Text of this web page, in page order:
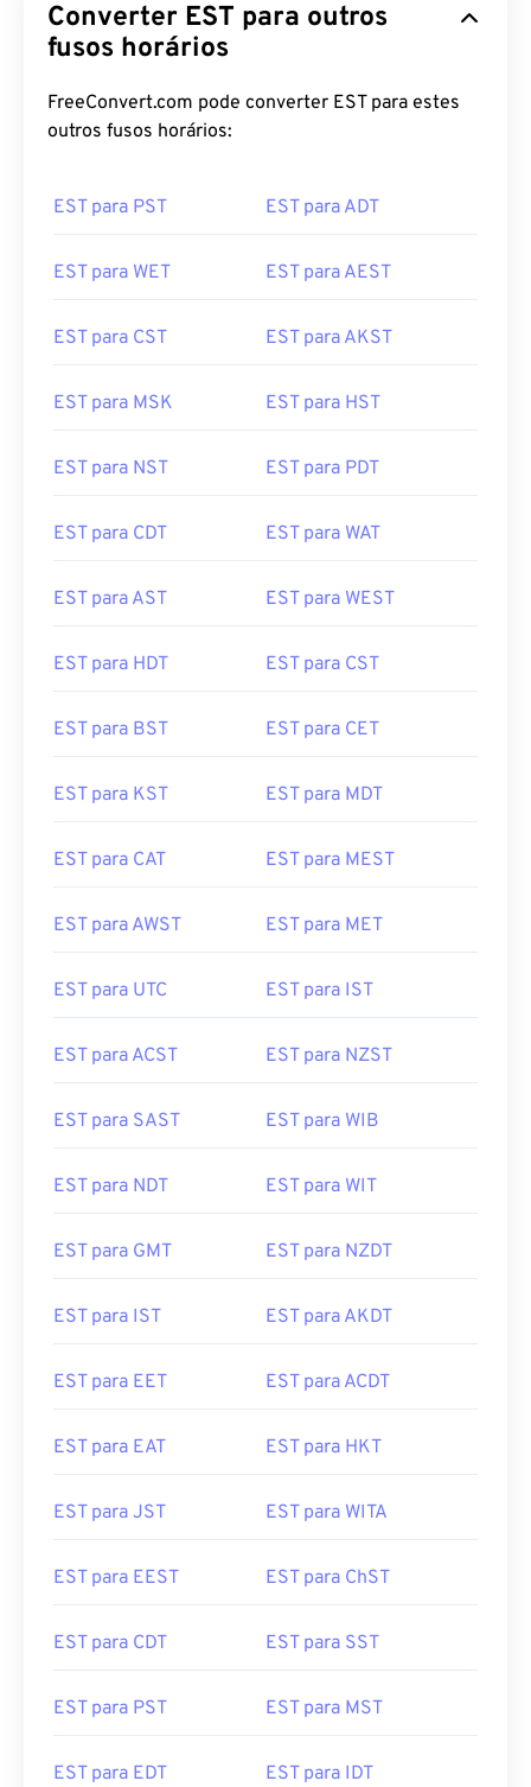
Converter EST para outros
fusos horários
FreeConvert.com pode converter EST para estes
outros fusos horários:
EST para PST EST para ADT
EST para WET EST para AEST
EST para CST EST para AKST
EST para MSK EST para HST
EST para NST EST para PDT
EST para CDT EST para WAT
EST para AST EST para WEST
EST para HDT EST para CST
EST para BST EST para CET
EST para KST EST para MDT
EST para CAT EST para MEST
EST para AWST EST para MET
EST para UTC EST para IST
EST para ACST EST para NZST
EST para SAST EST para WIB
EST para NDT EST para WIT
EST para GMT EST para NZDT
EST para IST EST para AKDT
EST para EET EST para ACDT
EST para EAT EST para HKT
EST para JST EST para WITA
EST para EEST EST para ChST
EST para CDT EST para SST
EST para PST EST para MST
EST para EDT EST para IDT